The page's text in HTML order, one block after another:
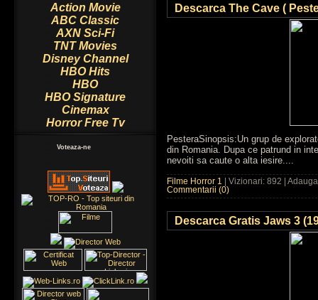
Action Movie
ABC Classic
AXN Sci-Fi
TNT Movies
Disney Channel
HBO Hits
HBO
HBO Signature
Cinemax
Horror Free Tv
Voteaza-ne
Descarca The Cave (
PesteraSinopsis:Un grup de
din Romania. Dupa ce patrund in
nevoiti sa caute o alta iesire....
Filme Horror 1
| Vizionari: 892 |
Commentarii (0)
Descarca Gratis Jaws 3